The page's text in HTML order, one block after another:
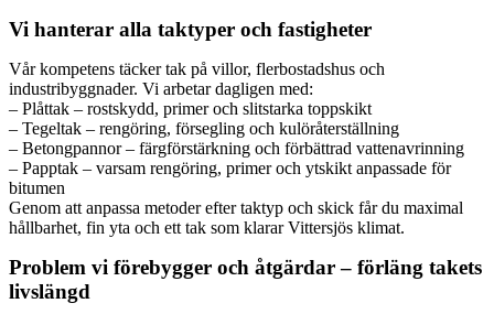
Vi hanterar alla taktyper och fastigheter
Vår kompetens täcker tak på villor, flerbostadshus och
industribyggnader. Vi arbetar dagligen med:
– Plåttak – rostskydd, primer och slitstarka toppskikt
– Tegeltak – rengöring, försegling och kulöråterställning
– Betongpannor – färgförstärkning och förbättrad vattenavrinning
– Papptak – varsam rengöring, primer och ytskikt anpassade för
bitumen
Genom att anpassa metoder efter taktyp och skick får du maximal
hållbarhet, fin yta och ett tak som klarar Vittersjös klimat.
Problem vi förebygger och åtgärdar – förläng takets
livslängd